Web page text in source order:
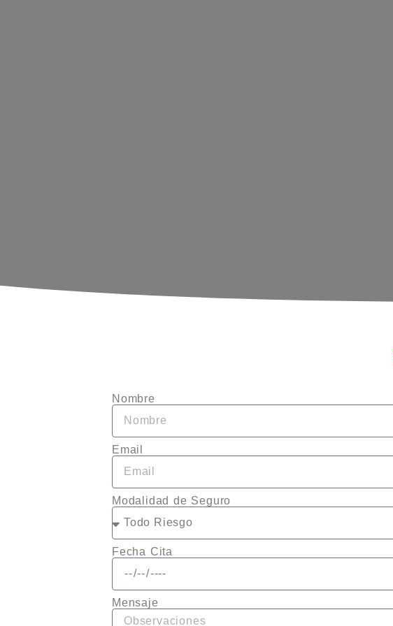
Nombre
Email
Modalidad de Seguro
Fecha Cita
Mensaje